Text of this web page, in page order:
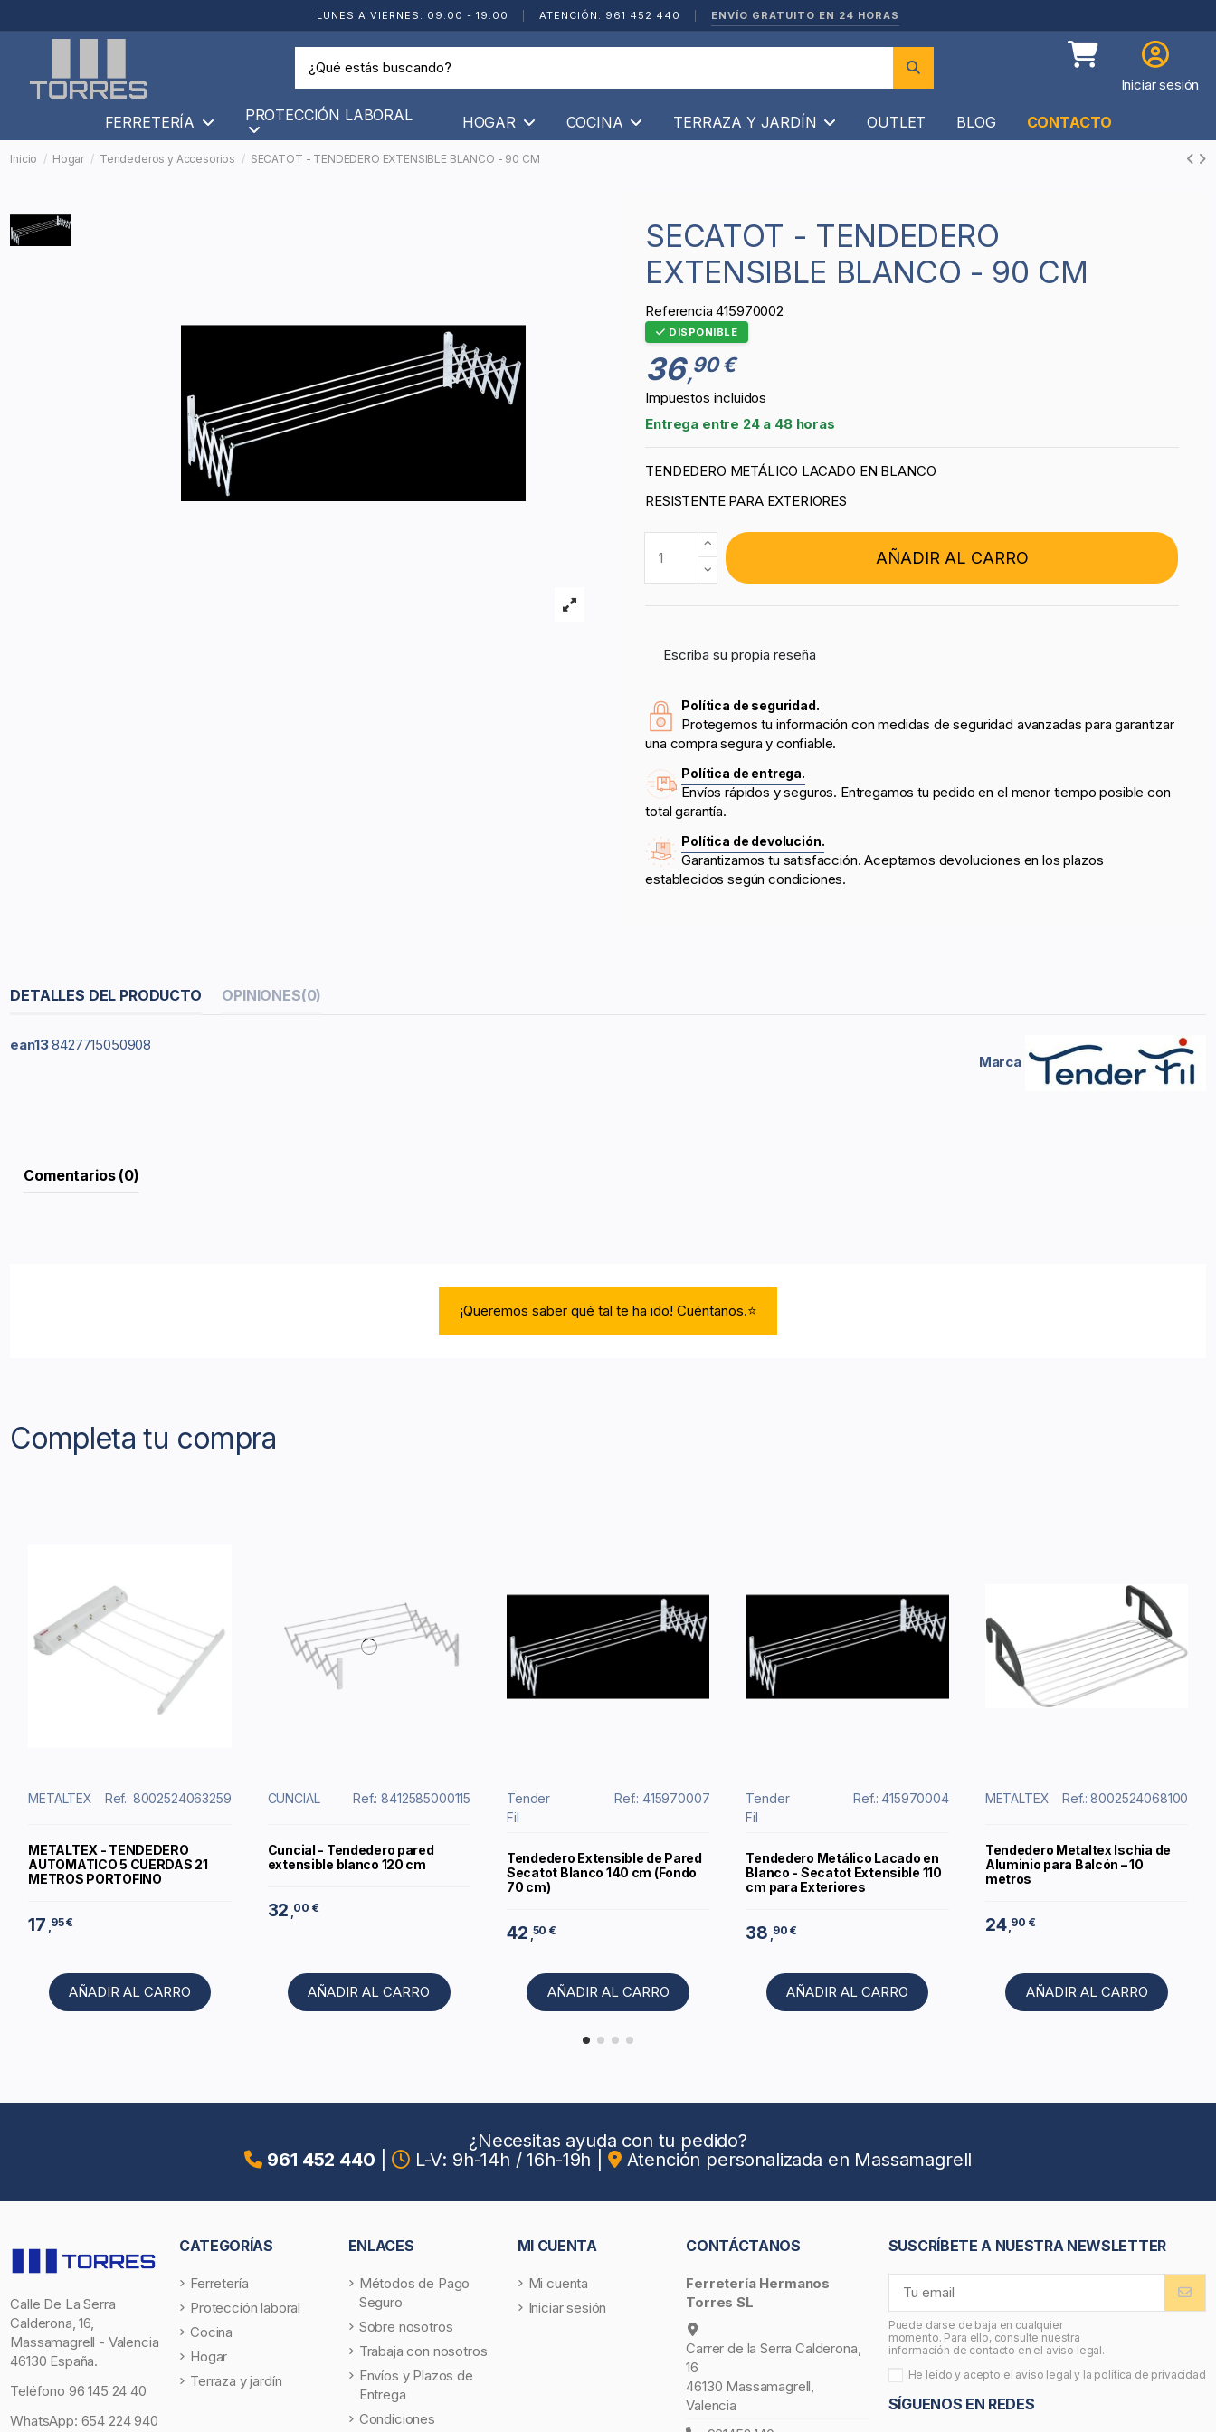
LUNES A VIERNES: 09:00 - 19:00 ATENCIÓN: 961 452 440 ENVÍO GRATUITO EN 24 HORAS
Iniciar sesión
FERRETERÍA PROTECCIÓN LABORAL HOGAR COCINA TERRAZA Y JARDÍN OUTLET BLOG CONTACTO
Inicio Hogar Tendederos y Accesorios SECATOT - TENDEDERO EXTENSIBLE BLANCO - 90 CM
SECATOT - TENDEDERO
EXTENSIBLE BLANCO - 90 CM
Referencia 415970002
DISPONIBLE
36,90 €
Impuestos incluidos
Entrega entre 24 a 48 horas
TENDEDERO METÁLICO LACADO EN BLANCO
RESISTENTE PARA EXTERIORES
AÑADIR AL CARRO
Escriba su propia reseña
Política de seguridad.
Protegemos tu información con medidas de seguridad avanzadas para garantizar
una compra segura y confiable.
Política de entrega.
Envíos rápidos y seguros. Entregamos tu pedido en el menor tiempo posible con
total garantía.
Política de devolución.
Garantizamos tu satisfacción. Aceptamos devoluciones en los plazos
establecidos según condiciones.
DETALLES DEL PRODUCTO OPINIONES(0)
Marca
ean13 8427715050908
Comentarios (0)
¡Queremos saber qué tal te ha ido! Cuéntanos.⭐
Completa tu compra
METALTEX Ref.: 8002524063259
METALTEX - TENDEDERO
AUTOMATICO 5 CUERDAS 21
METROS PORTOFINO
17 ,95 €
AÑADIR AL CARRO
CUNCIAL Ref.: 8412585000115
Cuncial - Tendedero pared
extensible blanco 120 cm
32 ,00 €
AÑADIR AL CARRO
Tender
Fil
Ref.: 415970007
Tendedero Extensible de Pared
Secatot Blanco 140 cm (Fondo
70 cm)
42 ,50 €
AÑADIR AL CARRO
Tender
Fil
Ref.: 415970004
Tendedero Metálico Lacado en
Blanco - Secatot Extensible 110
cm para Exteriores
38 ,90 €
AÑADIR AL CARRO
METALTEX Ref.: 8002524068100
Tendedero Metaltex Ischia de
Aluminio para Balcón – 10
metros
24,90 €
AÑADIR AL CARRO
¿Necesitas ayuda con tu pedido?
961 452 440
L-V: 9h-14h / 16h-19h Atención personalizada en Massamagrell
Calle De La Serra
Calderona, 16,
Massamagrell - Valencia
46130 España.
Teléfono 96 145 24 40
WhatsApp: 654 224 940
CATEGORÍAS
Ferretería
Protección laboral
Cocina
Hogar
Terraza y jardín
ENLACES
Métodos de Pago
Seguro
Sobre nosotros
Trabaja con nosotros
Envíos y Plazos de
Entrega
Condiciones
MI CUENTA
Mi cuenta
Iniciar sesión
CONTÁCTANOS
Ferretería Hermanos
Torres SL
Carrer de la Serra Calderona,
16
46130 Massamagrell,
Valencia
SUSCRÍBETE A NUESTRA NEWSLETTER
Puede darse de baja en cualquier
momento. Para ello, consulte nuestra
información de contacto en el aviso legal.
He leído y acepto el aviso legal y la política de privacidad
SÍGUENOS EN REDES